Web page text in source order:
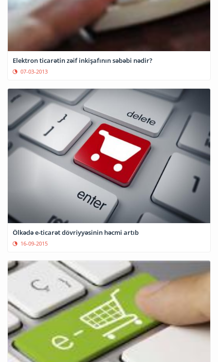
Elektron ticarətin zəif inkişafının səbəbi nədir?
07-03-2013
Ölkədə e-ticarət dövriyyəsinin həcmi artıb
16-09-2015